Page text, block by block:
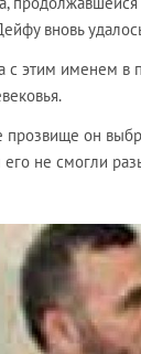
вновь
этим именем в
прозвище он
не смогли